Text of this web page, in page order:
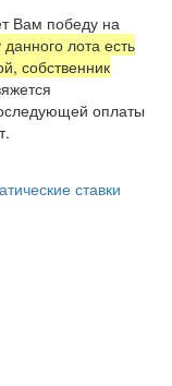
Вам победу на
данного лота есть
собственник
оплаты
ставки